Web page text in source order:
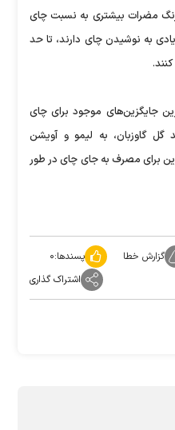
مضرات بیشتری به نسبت چای
به نوشیدن چای دارند، تا حد
جایگزین‌های موجود برای چای
گل گاوزبان، به لیمو و آویشن
برای مصرف به جای چای در طور
گزارش خطا پسندها:۰
اشتراک گذاری